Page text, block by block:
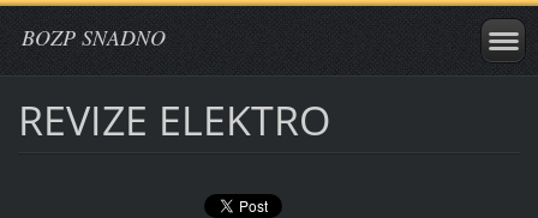
BOZP SNADNO
REVIZE ELEKTRO